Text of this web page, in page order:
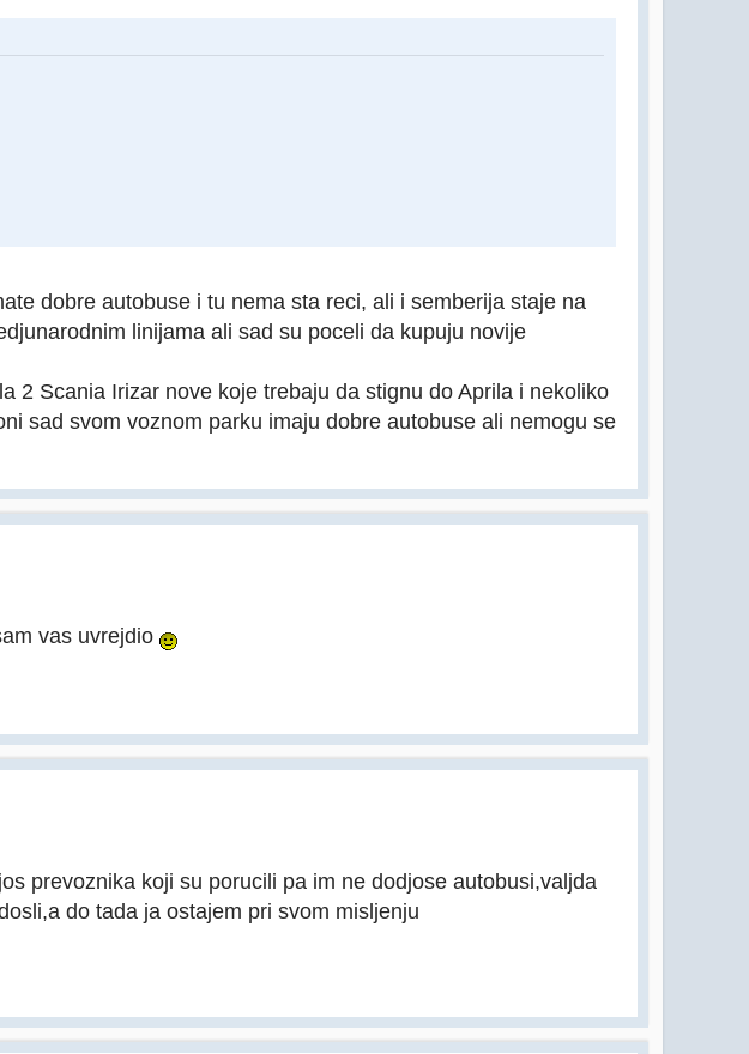
dobre autobuse i tu nema sta reci, ali i semberija staje na
linijama ali sad su poceli da kupuju novije
2 Scania Irizar nove koje trebaju da stignu do Aprila i nekoliko
sad svom voznom parku imaju dobre autobuse ali nemogu se
vas uvrejdio
prevoznika koji su porucili pa im ne dodjose autobusi,valjda
do tada ja ostajem pri svom misljenju